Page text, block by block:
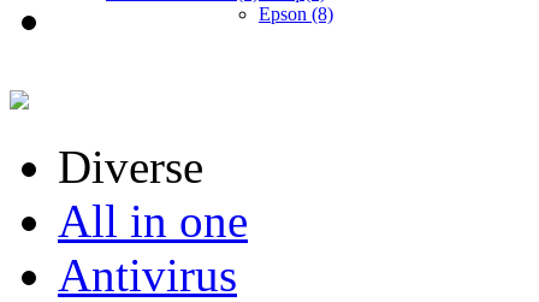
Epson (8)
Diverse
All in one
Antivirus